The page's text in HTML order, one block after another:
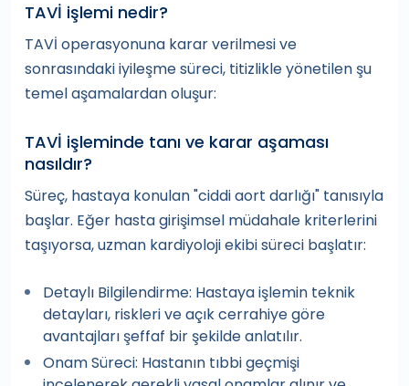
TAVİ işlemi nedir?
TAVİ operasyonuna karar verilmesi ve
sonrasındaki iyileşme süreci, titizlikle yönetilen şu
temel aşamalardan oluşur:
TAVİ işleminde tanı ve karar aşaması
nasıldır?
Süreç, hastaya konulan "ciddi aort darlığı" tanısıyla
başlar. Eğer hasta girişimsel müdahale kriterlerini
taşıyorsa, uzman kardiyoloji ekibi süreci başlatır:
Detaylı Bilgilendirme: Hastaya işlemin teknik
detayları, riskleri ve açık cerrahiye göre
avantajları şeffaf bir şekilde anlatılır.
Onam Süreci: Hastanın tıbbi geçmişi